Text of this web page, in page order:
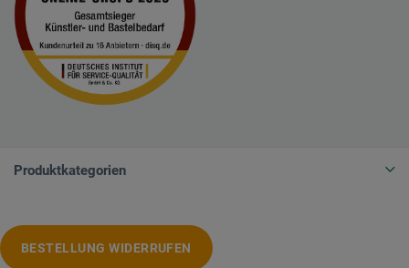
Produktkategorien
BESTELLUNG WIDERRUFEN